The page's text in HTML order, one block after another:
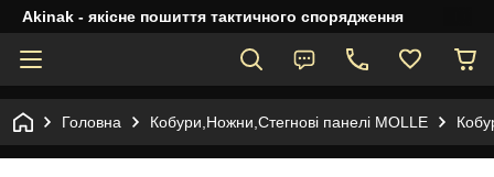
Akinak - якісне пошиття тактичного спорядження
Головна Кобури,Ножни,Стегнові панелі MOLLE